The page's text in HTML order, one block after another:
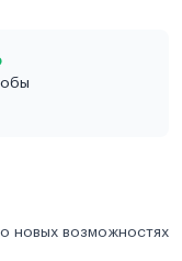
новых возможностях